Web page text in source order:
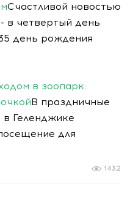
Счастливой новостью
в четвертый день
день рождения
в зоопарк:
В праздничные
Геленджике
для
1432